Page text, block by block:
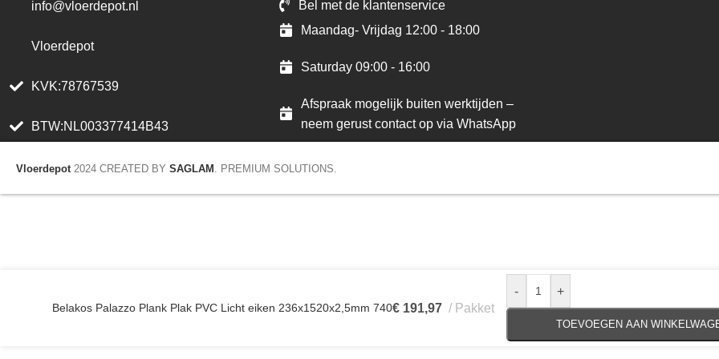
info@vloerdepot.nl
Vloerdepot
KVK:78767539
BTW:NL003377414B43
Bel met de klantenservice
Maandag- Vrijdag 12:00 - 18:00
Saturday 09:00 - 16:00
Afspraak mogelijk buiten werktijden –
neem gerust contact op via WhatsApp
Vloerdepot 2024 CREATED BY SAGLAM . PREMIUM SOLUTIONS.
Belakos Palazzo Plank Plak PVC Licht eiken 236x1520x2,5mm 740€ 191,97 Pakket
- +
TOEVOEGEN AAN